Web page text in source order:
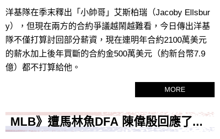
洋基隊在季末釋出「小帥哥」艾斯柏瑞（Jacoby Ellsbur
y），但現在兩方的合約爭議越鬧越難看，今日傳出洋基
隊不僅打算討回部分薪資，現在連明年合約2100萬美元
的薪水加上後年買斷的合約金500萬美元（約新台幣7.9
億）都不打算給他。
MORE
MLB》遭馬林魚DFA 陳偉殷回應了...